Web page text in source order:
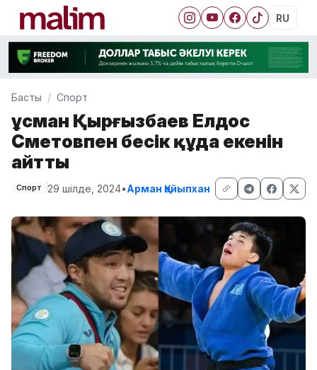
RU
Басты Спорт
Ғұсман Қырғызбаев Елдос
Сметовпен бесік құда екенін
айтты
Спорт 29 шілде, 2024•Арман Қайыпхан